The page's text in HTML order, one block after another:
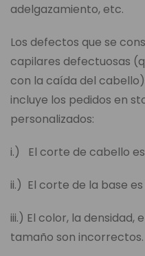
adelgazamiento, etc.
Los defectos que se
capilares defectuosas
con la caída del
incluye los pedidos en
personalizados:
i.) El corte de cabello
ii.) El corte de la base
iii.) El color, la densidad,
tamaño son incorrectos.